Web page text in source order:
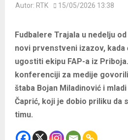
Autor: RTK 15/05/2026 13:38
Fudbalere Trajala u nedelju
novi prvenstveni izazov,
ugostiti ekipu FAP-a iz
konferenciji za medije
štaba Bojan Miladinović i
Čaprić, koji je dobio priliku da
timu.